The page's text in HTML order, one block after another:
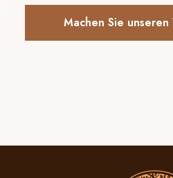
Machen Sie unseren